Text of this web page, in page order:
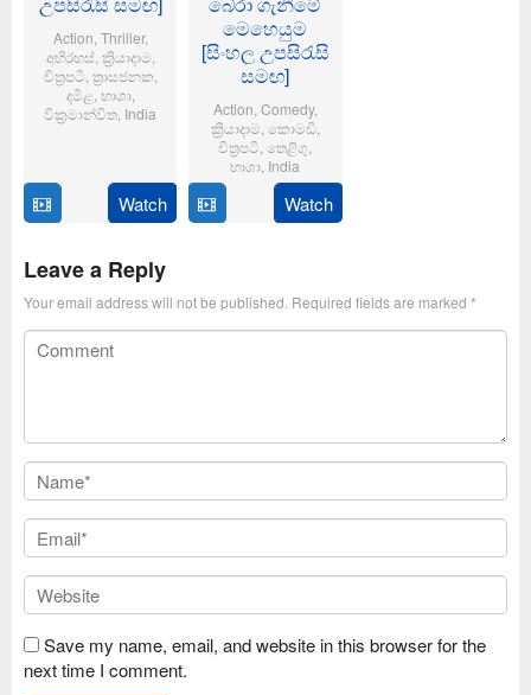
Action Thriller,
අභිරහස්, ක්‍රියාදාම
චිත්‍රපටි ත්‍රාසජනක
දමිළ භාශා,
වික්‍රමාන්විත India
Feb
2025
Thirumeni
Watch
මෙහෙයුම
[සිංහල උපසිරැසි
සමඟ]
Action Comedy,
ක්‍රියාදාම කොමඩි,
චිත්‍රපටි ,තෙළිගු
භාශා India
Jan
Anil
Ravipudi
Watch
Leave a Reply
Your email address will not be published. Required fields are marked *
Save my name, email, and website in this browser for the
next time I comment.